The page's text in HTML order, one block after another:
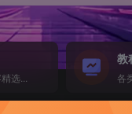
选...
教